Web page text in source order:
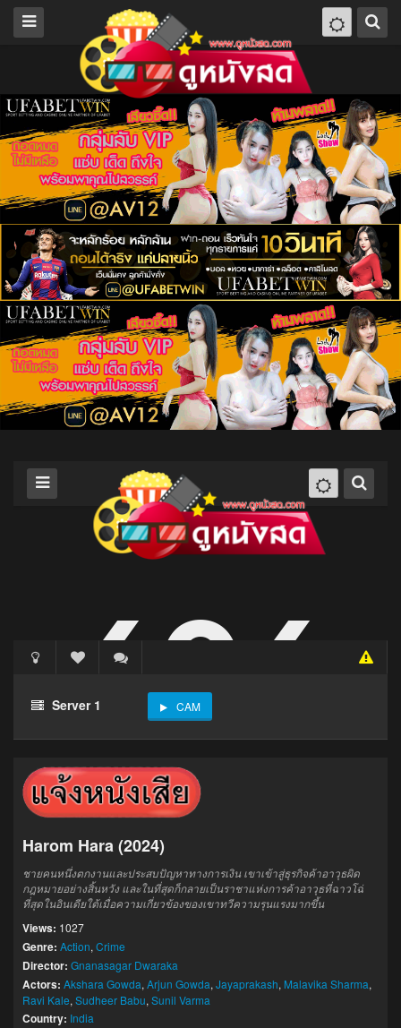
Server 1 CAM
Harom Hara (2024)
ชายคนหนึ่งตกงานและประสบปัญหาทางการเงิน เขาเข้าสู่ธุรกิจค้าอาวุธผิด
กฎหมายอย่างสิ้นหวัง และในที่สุดก็กลายเป็นราชาแห่งการค้าอาวุธที่ฉาวโฉ่
ที่สุดในอินเดียใต้เมื่อความเกี่ยวข้องของเขาทวีความรุนแรงมากขึ้น
Views: 1027
Genre: Action,Crime
Director: Gnanasagar Dwaraka
Actors: Akshara Gowda,Arjun Gowda,Jayaprakash, Malavika Sharma,
Ravi Kale,Sudheer Babu,Sunil Varma
Country: India